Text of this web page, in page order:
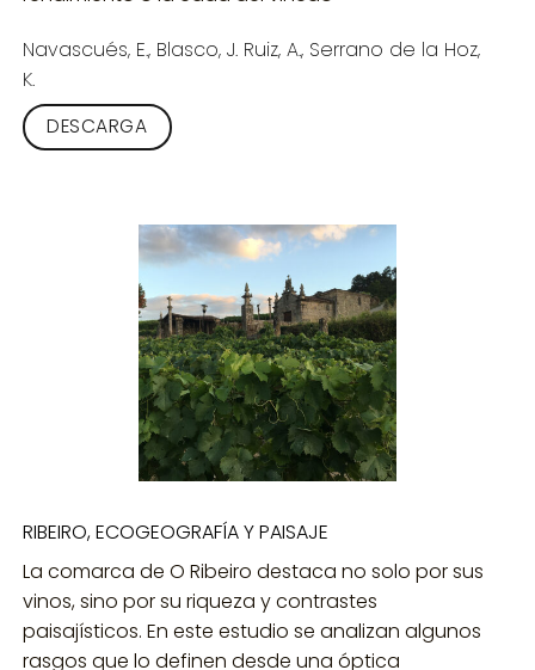
Navascués, E., Blasco, J. Ruiz, A., Serrano de la Hoz,
K.
DESCARGA
RIBEIRO, ECOGEOGRAFÍA Y PAISAJE
La comarca de O Ribeiro destaca no solo por sus
vinos, sino por su riqueza y contrastes
paisajísticos. En este estudio se analizan algunos
rasgos que lo definen desde una óptica